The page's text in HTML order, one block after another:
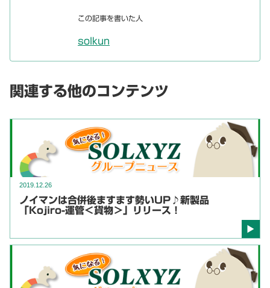
この記事を書いた人
solkun
関連する他のコンテンツ
2019.12.26
ノイマンは合併後ますます勢いUP♪新製品
「Kojiro-運管＜貨物＞」リリース！